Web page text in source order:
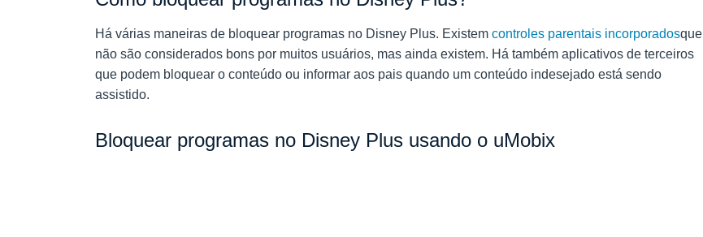
Há várias maneiras de bloquear programas no Disney Plus. Existem controles parentais incorporadosque
não são considerados bons por muitos usuários, mas ainda existem. Há também aplicativos de terceiros
que podem bloquear o conteúdo ou informar aos pais quando um conteúdo indesejado está sendo
assistido.
Bloquear programas no Disney Plus usando o uMobix